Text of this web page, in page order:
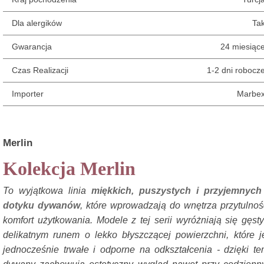
Dla alergików
Gwarancja 24 miesiące
Czas Realizacji 1-2 dni robocze
Importer
Merlin
Kolekcja Merlin
To wyjątkowa linia miękkich, puszystych i
dotyku dywanów, które wprowadzają do wnętrza
komfort użytkowania. Modele z tej serii wyróżniają się
delikatnym runem o lekko błyszczącej powierzchni, które
jednocześnie trwałe i odporne na odkształcenia - dzięki